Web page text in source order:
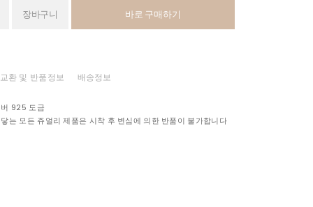
장바구니 바로 구매하기
교환 및 반품정보 배송정보
925 도금
는 모든 쥬얼리 제품은 시착 후 변심에 의한 반품이 불가합니다